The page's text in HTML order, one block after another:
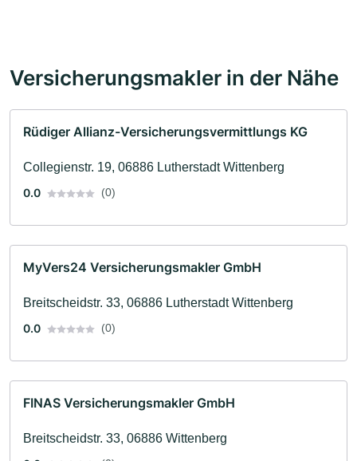
Versicherungsmakler in der Nähe
Rüdiger Allianz-Versicherungsvermittlungs KG
Collegienstr. 19, 06886 Lutherstadt Wittenberg
0.0
(0)
MyVers24 Versicherungsmakler GmbH
Breitscheidstr. 33, 06886 Lutherstadt Wittenberg
0.0
(0)
FINAS Versicherungsmakler GmbH
Breitscheidstr. 33, 06886 Wittenberg